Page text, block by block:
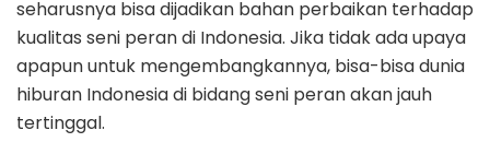
seharusnya bisa dijadikan bahan perbaikan terhadap
kualitas seni peran di Indonesia. Jika tidak ada upaya
apapun untuk mengembangkannya, bisa-bisa dunia
hiburan Indonesia di bidang seni peran akan jauh
tertinggal.